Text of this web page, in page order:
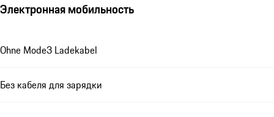
Электронная мобильность
Ohne Mode3 Ladekabel
Без кабеля для зарядки